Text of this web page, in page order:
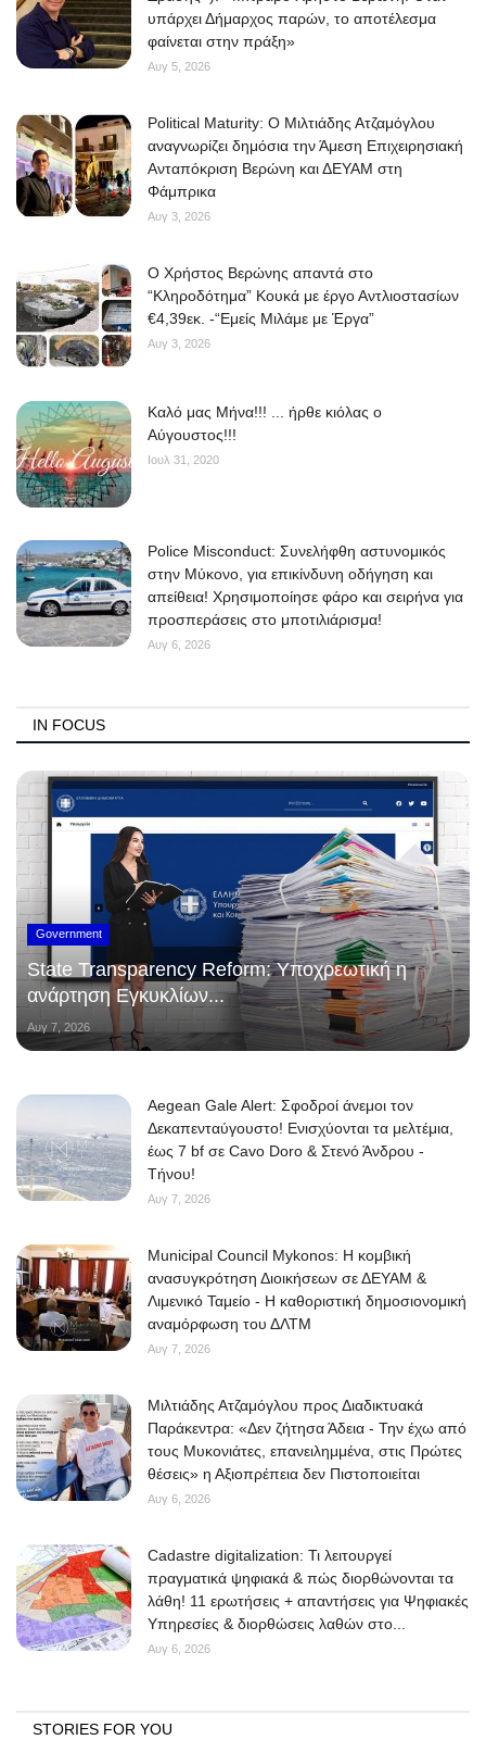
υπάρχει Δήμαρχος παρών, το αποτέλεσμα
φαίνεται στην πράξη»
Αυγ 5, 2026
Political Maturity: Ο Μιλτιάδης Ατζαμόγλου
αναγνωρίζει δημόσια την Άμεση Επιχειρησιακή
Ανταπόκριση Βερώνη και ΔΕΥΑΜ στη
Φάμπρικα
Αυγ 3, 2026
O Χρήστος Βερώνης απαντά στο
“Κληροδότημα” Κουκά με έργο Αντλιοστασίων
€4,39εκ. -“Εμείς Μιλάμε με Έργα”
Αυγ 3, 2026
Kαλό μας Μήνα!!! ... ήρθε κιόλας ο
Αύγουστος!!!
Ιουλ 31, 2020
Police Misconduct: Συνελήφθη αστυνομικός
στην Μύκονο, για επικίνδυνη οδήγηση και
απείθεια! Χρησιμοποίησε φάρο και σειρήνα για
προσπεράσεις στο μποτιλιάρισμα!
Αυγ 6, 2026
IN FOCUS
Government
State Transparency Reform: Υποχρεωτική η
ανάρτηση Εγκυκλίων...
Αυγ 7, 2026
Aegean Gale Alert: Σφοδροί άνεμοι τον
Δεκαπενταύγουστο! Ενισχύονται τα μελτέμια,
έως 7 bf σε Cavo Doro & Στενό Άνδρου -
Τήνου!
Αυγ 7, 2026
Municipal Council Mykonos: Η κομβική
ανασυγκρότηση Διοικήσεων σε ΔΕΥΑΜ &
Λιμενικό Ταμείο - Η καθοριστική δημοσιονομική
αναμόρφωση του ΔΛΤΜ
Αυγ 7, 2026
Μιλτιάδης Ατζαμόγλου προς Διαδικτυακά
Παράκεντρα: «Δεν ζήτησα Άδεια - Την έχω από
τους Μυκονιάτες, επανειλημμένα, στις Πρώτες
θέσεις» η Αξιοπρέπεια δεν Πιστοποιείται
Αυγ 6, 2026
Cadastre digitalization: Τι λειτουργεί
πραγματικά ψηφιακά & πώς διορθώνονται τα
λάθη! 11 ερωτήσεις + απαντήσεις για Ψηφιακές
Υπηρεσίες & διορθώσεις λαθών στο...
Αυγ 6, 2026
STORIES FOR YOU